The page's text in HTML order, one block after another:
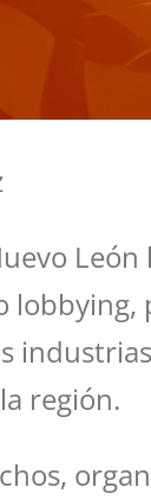
lobbying,
región.